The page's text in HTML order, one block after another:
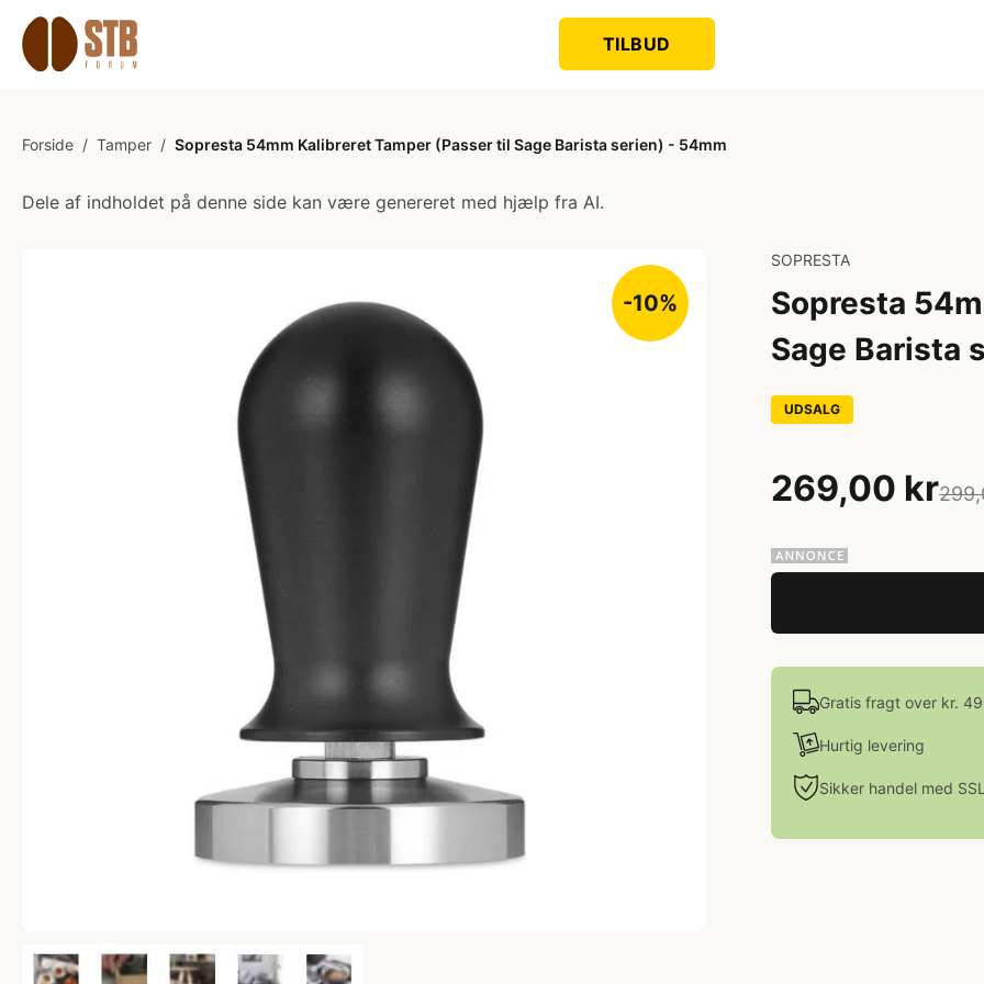
TILBUD
Forside / Tamper / Sopresta 54mm Kalibreret Tamper (Passer til Sage Barista serien) - 54mm
Dele af indholdet på denne side kan være genereret med hjælp fra AI.
-10%
SOPRESTA
Sopresta
Sage Barista
UDSALG
269,00 kr
Gratis fragt over kr.
Hurtig levering
Sikker handel med SSL